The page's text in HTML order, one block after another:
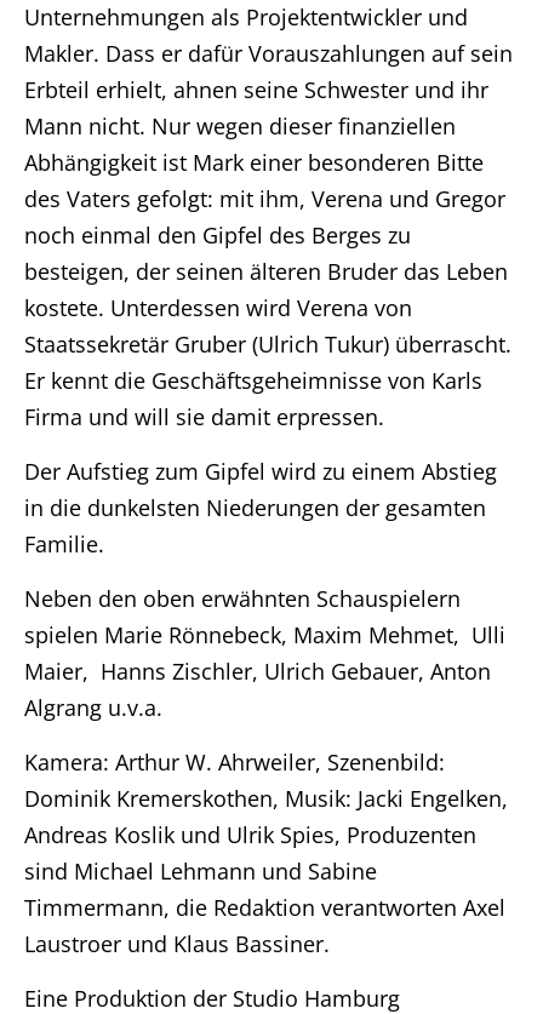
Unternehmungen als Projektentwickler und
Makler. Dass er dafür Vorauszahlungen auf sein
Erbteil erhielt, ahnen seine Schwester und ihr
Mann nicht. Nur wegen dieser finanziellen
Abhängigkeit ist Mark einer besonderen Bitte
des Vaters gefolgt: mit ihm, Verena und Gregor
noch einmal den Gipfel des Berges zu
besteigen, der seinen älteren Bruder das Leben
kostete. Unterdessen wird Verena von
Staatssekretär Gruber (Ulrich Tukur) überrascht.
Er kennt die Geschäftsgeheimnisse von Karls
Firma und will sie damit erpressen.
Der Aufstieg zum Gipfel wird zu einem Abstieg
in die dunkelsten Niederungen der gesamten
Familie.
Neben den oben erwähnten Schauspielern
spielen Marie Rönnebeck, Maxim Mehmet, Ulli
Maier, Hanns Zischler, Ulrich Gebauer, Anton
Algrang u.v.a.
Kamera: Arthur W. Ahrweiler, Szenenbild:
Dominik Kremerskothen, Musik: Jacki Engelken,
Andreas Koslik und Ulrik Spies, Produzenten
sind Michael Lehmann und Sabine
Timmermann, die Redaktion verantworten Axel
Laustroer und Klaus Bassiner.
Eine Produktion der Studio Hamburg
Home
Unternehmen
Produktionen
Presse
Karriere
Kontakt
DE
Impressum